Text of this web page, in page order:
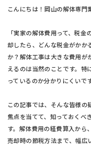
こんにちは！岡山の解体専門
「実家の解体費用って、税
却したら、どんな税金がか
か？解体工事は大きな費用
えるのは当然のことです。特
っているのか分かりにくいで
この記事では、そんな皆様
焦点を当てて、知っておくべ
す。解体費用の経費算入から
売却時の節税方法まで、幅広